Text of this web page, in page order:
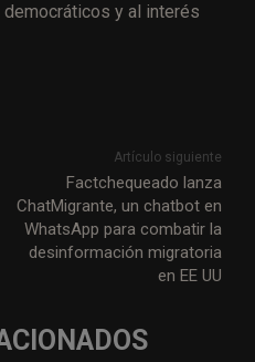
y al interés
Artículo siguiente
Factchequeado lanza
ChatMigrante, un chatbot en
WhatsApp para combatir la
desinformación migratoria
en EE UU